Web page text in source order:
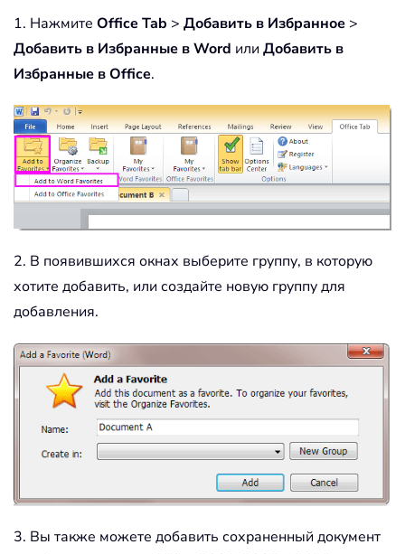
1. Нажмите Office Tab > Добавить в Избранное >
Добавить в Избранные в Word или Добавить в
Избранные в Office.
2. В появившихся окнах выберите группу, в которую
хотите добавить, или создайте новую группу для
добавления.
3. Вы также можете добавить сохраненный документ